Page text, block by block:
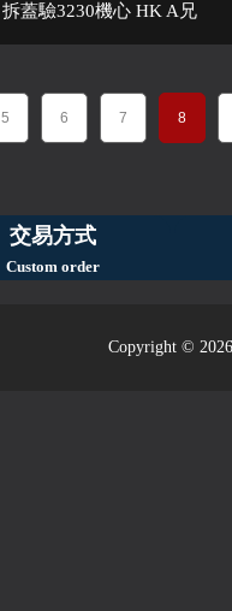
拆蓋驗3230機心 HK A兄
5 6 7 8
交易方式
Custom order
Copyright ©